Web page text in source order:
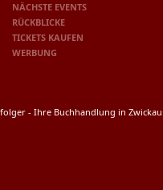
NÄCHSTE EVENTS
RÜCKBLICKE
TICKETS KAUFEN
WERBUNG
- Ihre Buchhandlung in